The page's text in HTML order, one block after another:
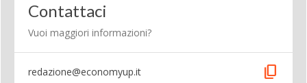
Contattaci
Vuoi maggiori informazioni?
redazione@economyup.it content_copy